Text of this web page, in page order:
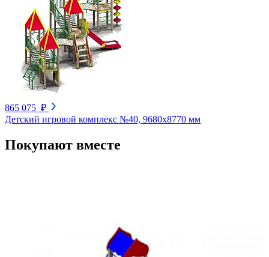
865 075 ₽
Детский игровой комплекс №40, 9680х8770 мм
Покупают вместе